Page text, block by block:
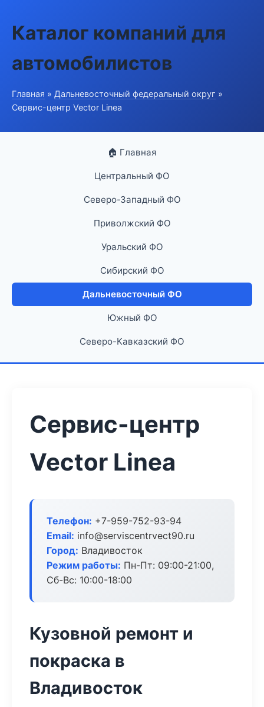
Каталог компаний для
автомобилистов
Главная » Дальневосточный федеральный округ »
Сервис-центр Vector Linea
🏠 Главная
Центральный ФО
Северо-Западный ФО
Приволжский ФО
Уральский ФО
Сибирский ФО
Дальневосточный ФО
Южный ФО
Северо-Кавказский ФО
Сервис-центр
Vector Linea
Телефон: +7-959-752-93-94
Email: info@serviscentrvect90.ru
Город: Владивосток
Режим работы: Пн-Пт: 09:00-21:00,
Сб-Вс: 10:00-18:00
Кузовной ремонт и
покраска в
Владивосток